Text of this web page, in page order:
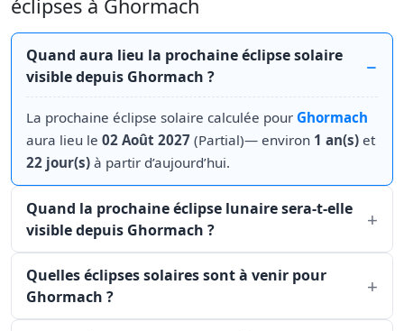
éclipses à Ghormach
Quand aura lieu la prochaine éclipse solaire
visible depuis Ghormach ?
La prochaine éclipse solaire calculée pour Ghormach
aura lieu le 02 Août 2027 (Partial)— environ 1 an(s) et
22 jour(s) à partir d’aujourd’hui.
Quand la prochaine éclipse lunaire sera-t-elle
visible depuis Ghormach ?
Quelles éclipses solaires sont à venir pour
Ghormach ?